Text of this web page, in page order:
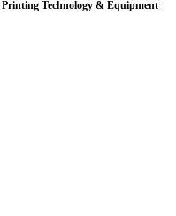
Technology & Equipment